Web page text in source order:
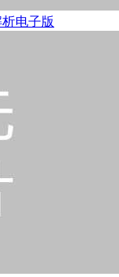
电子版